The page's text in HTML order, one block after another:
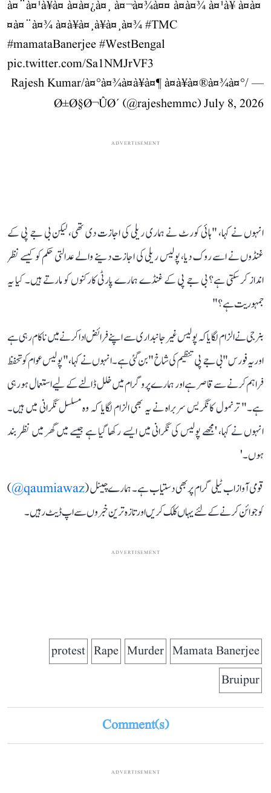
à¤¨à¤¹à¥à¤ à¤à¤¿à¤¸ à¤¬à¤¾à¤¤ à¤à¤¾ à¤¹à¥ à¤à¤
¤à¤¨à¤¾ à¤à¥à¤¸à¥à¤¸à¤¾#TMC
#mamataBanerjee#WestBengal
pic.twitter.com/Sa1NMJrVF3
— Rajesh Kumar/à¤°à¤¾à¤à¥à¤¶ à¤à¥à¤®à¤¾à¤°/
Ø±Ø§Ø¬ÛØ´ (@rajeshemmc)July 8, 2026
ADVERTISEMENT
انہوں نے کہا، "ہائی کورٹ نے ہماری ریلی کی اجازت دی تھی، لیکن بی جے پی کے
غنڈوں نے اسے روک دیا، پولیس ریلی کی اجازت دینے والے عدالتی حکم کو کیسے نظر
انداز کر سکتی ہے؟ بی جے پی کے غنڈے ہمارے پارٹی کارکنوں کو مارتے ہیں۔ کیا یہ
جمہوریت ہے؟"
بنرجی نے الزام لگایا کہ پولیس غیر جانبداری سے اپنے فرائض ادا کرنے میں ناکام رہی ہے
اور یہ فورس "بی جے پی تنظیم کی شاخ" بن گئی ہے۔ انہوں نے کہا، "پولیس عوام کو تحفظ
فراہم کرنے سے قاصر ہے اور ہمارے پروگرام میں خلل ڈالنے کے لیے استعمال ہو رہی
ہے۔" ترنمول کانگریس سربراہ نے یہ بھی الزام لگایا کہ وہ مسلسل نگرانی میں ہیں۔
انہوں نے کہا، 'مجھے پولیس کی نگرانی میں ایسے رکھا گیا ہے جیسے میں گھر میں نظر بند
ہوں۔'
قومی آواز اب ٹیلی گرام پر بھی دستیاب ہے۔ ہمارے چینل (qaumiawaz@
)
کو جوائن کرنے کے لئے یہاں کلک کریں اور تازہ ترین خبروں سے اپ ڈیٹ رہیں۔
ADVERTISEMENT
Mamata Banerjee
Murder
Rape
protest
Bruipur
Comment(s)
ADVERTISEMENT